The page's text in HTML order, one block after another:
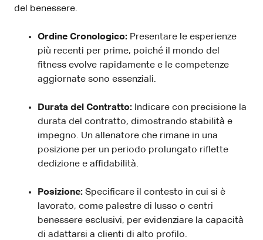
del benessere.
Ordine Cronologico: Presentare le esperienze
più recenti per prime, poiché il mondo del
fitness evolve rapidamente e le competenze
aggiornate sono essenziali.
Durata del Contratto: Indicare con precisione la
durata del contratto, dimostrando stabilità e
impegno. Un allenatore che rimane in una
posizione per un periodo prolungato riflette
dedizione e affidabilità.
Posizione: Specificare il contesto in cui si è
lavorato, come palestre di lusso o centri
benessere esclusivi, per evidenziare la capacità
di adattarsi a clienti di alto profilo.